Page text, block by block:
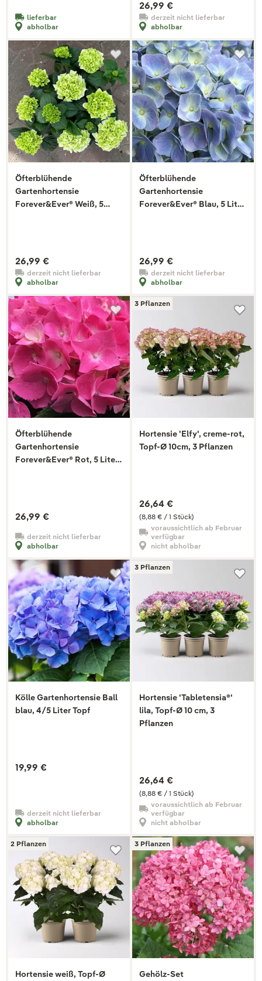
lieferbar
abholbar
26,99 €
derzeit nicht lieferbar
abholbar
Öfterblühende
Gartenhortensie
Forever&Ever® Weiß, 5
26,99 €
derzeit nicht lieferbar
abholbar
Öfterblühende
Gartenhortensie
Forever&Ever® Blau, 5 Liter
26,99 €
derzeit nicht lieferbar
abholbar
Öfterblühende
Gartenhortensie
Forever&Ever® Rot, 5 Liter
26,99 €
derzeit nicht lieferbar
abholbar
3 Pflanzen
Hortensie 'Elfy', creme-rot,
Topf-Ø 10cm, 3 Pflanzen
(8,88 € / 1 Stück)
26,64 €
voraussichtlich ab Februar
verfügbar
nicht abholbar
Kölle Gartenhortensie Ball
blau, 4/5 Liter Topf
19,99 €
derzeit nicht lieferbar
abholbar
3 Pflanzen
Hortensie 'Tabletensia®'
lila, Topf-Ø 10 cm, 3
Pflanzen
(8,88 € / 1 Stück)
26,64 €
voraussichtlich ab Februar
verfügbar
nicht abholbar
2 Pflanzen
Hortensie weiß, Topf-Ø
3 Pflanzen
Gehölz-Set